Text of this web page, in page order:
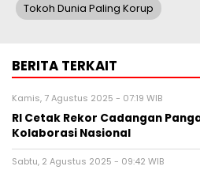
Tokoh Dunia Paling Korup
BERITA TERKAIT
Kamis, 7 Agustus 2025 - 07:19 WIB
RI Cetak Rekor Cadangan
Kolaborasi Nasional
Sabtu, 2 Agustus 2025 - 09:42 WIB